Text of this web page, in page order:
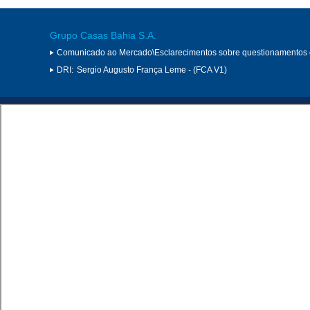
Grupo Casas Bahia S.A.
Comunicado ao Mercado\Esclarecimentos sobre questionamentos
DRI: Sergio Augusto França Leme - (FCA V1)